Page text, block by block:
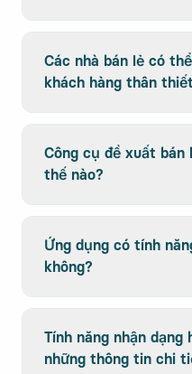
Các nhà bán lẻ có
khách hàng thân
Công cụ đề xuất bán
thế nào?
Ứng dụng có tính
không?
Tính năng nhận dạng
những thông tin chi